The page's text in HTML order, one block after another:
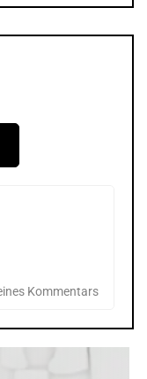
Kommentars